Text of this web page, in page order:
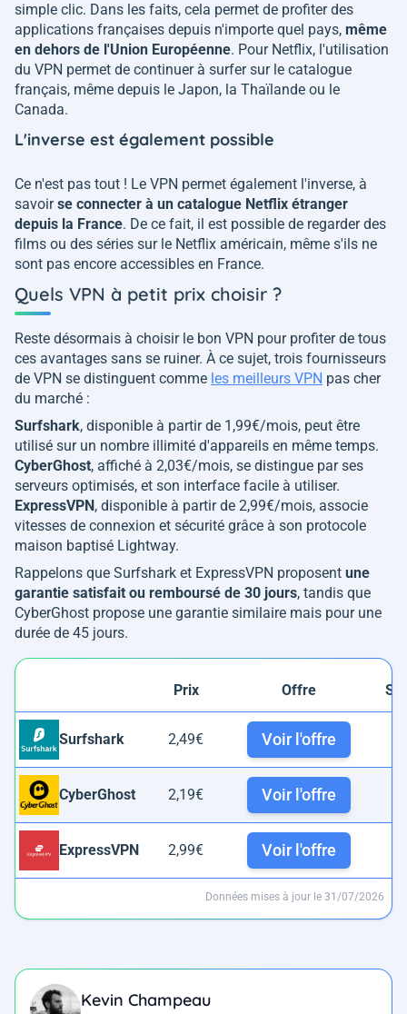
simple clic. Dans les faits, cela permet de profiter des
applications françaises depuis n'importe quel pays, même
en dehors de l'Union Européenne. Pour Netflix, l'utilisation
du VPN permet de continuer à surfer sur le catalogue
français, même depuis le Japon, la Thaïlande ou le
Canada.
L'inverse est également possible
Ce n'est pas tout ! Le VPN permet également l'inverse, à
savoirse connecter à un catalogue Netflix étranger
depuis la France. De ce fait, il est possible de regarder des
films ou des séries sur le Netflix américain, même s'ils ne
sont pas encore accessibles en France.
Quels VPN à petit prix choisir ?
Reste désormais à choisir le bon VPN pour profiter de tous
ces avantages sans se ruiner. À ce sujet, trois fournisseurs
de VPN se distinguent comme les meilleurs VPN pas cher
du marché :
Surfshark, disponible à partir de 1,99€/mois, peut être
utilisé sur un nombre illimité d'appareils en même temps.
CyberGhost, affiché à 2,03€/mois, se distingue par ses
serveurs optimisés, et son interface facile à utiliser.
ExpressVPN, disponible à partir de 2,99€/mois, associe
vitesses de connexion et sécurité grâce à son protocole
maison baptisé Lightway.
Rappelons que Surfshark et ExpressVPN proposent une
garantie satisfait ou remboursé de 30 jours, tandis que
CyberGhost propose une garantie similaire mais pour une
durée de 45 jours.
Prix Offre
Surfshark 2,49€ Voir l'offre
CyberGhost 2,19€ Voir l'offre
ExpressVPN 2,99€ Voir l'offre
Données mises à jour le 31/07/2026
Kevin Champeau